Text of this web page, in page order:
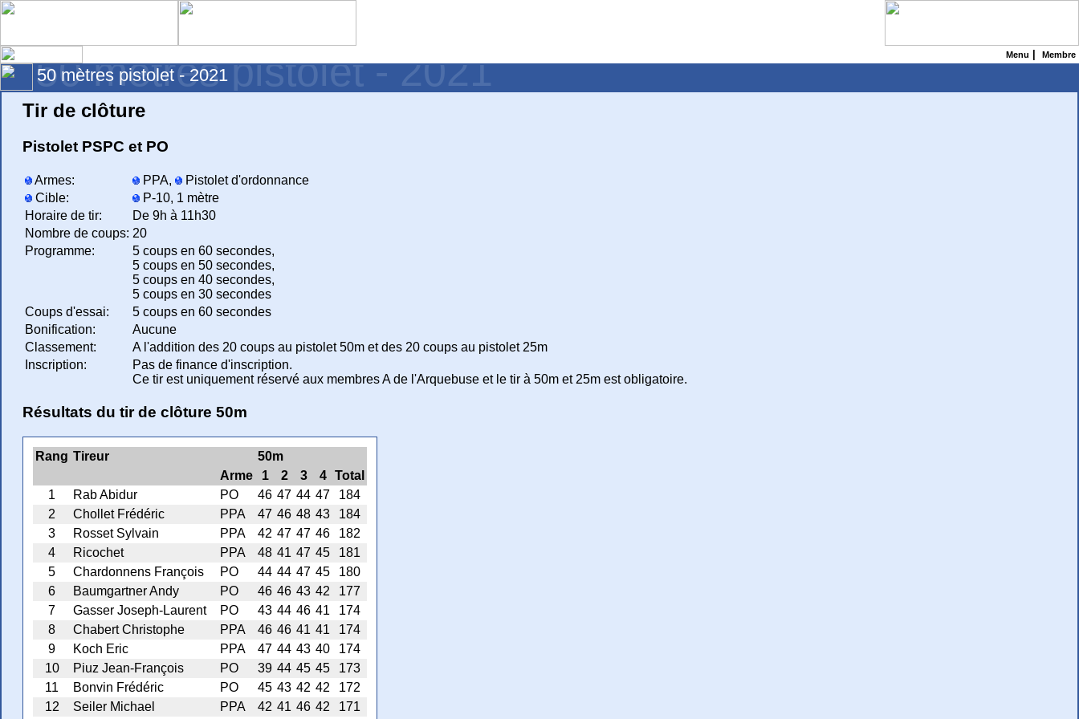
Menu Membre
50 mètres pistolet - 2021
50 mètres pistolet - 2021
Tir de clôture
Pistolet PSPC et PO
Armes: PPA,
Pistolet d'ordonnance
Cible:
P-10, 1 mètre
Horaire de tir:
De 9h à 11h30
Nombre de coups: 20
Programme:
5 coups en 60 secondes,
5 coups en 50 secondes,
5 coups en 40 secondes,
5 coups en 30 secondes
Coups d'essai:
5 coups en 60 secondes
Bonification:
Aucune
Classement:
A l'addition des 20 coups au pistolet 50m et des 20 coups au pistolet 25m
Inscription:
Pas de finance d'inscription.
Ce tir est uniquement réservé aux membres A de l'Arquebuse et le tir à 50m et 25m est obligatoire.
Résultats du tir de clôture 50m
Rang Tireur
50m
Arme
1 2 3 4
Total
1
Rab Abidur PO 46 47 44 47
184
2
Chollet Frédéric PPA 47 46 48 43
184
3
Rosset Sylvain PPA 42 47 47 46
182
4
Ricochet PPA 48 41 47 45
181
5
Chardonnens François PO 44 44 47 45
180
6
Baumgartner Andy PO 46 46 43 42
177
7
Gasser Joseph-Laurent PO 43 44 46 41
174
8
Chabert Christophe PPA 46 46 41 41
174
9
Koch Eric PPA 47 44 43 40
174
10
Piuz Jean-François PO 39 44 45 45
173
11
Bonvin Frédéric PO 45 43 42 42
172
12
Seiler Michael PPA 42 41 46 42
171